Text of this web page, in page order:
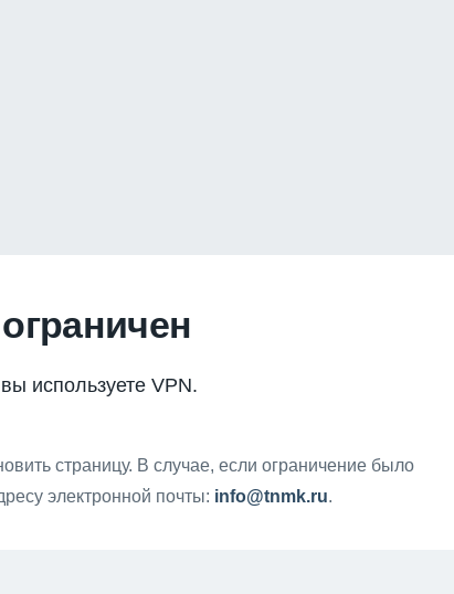
используете VPN.
страницу. В случае, если ограничение было
электронной почты: info@tnmk.ru.